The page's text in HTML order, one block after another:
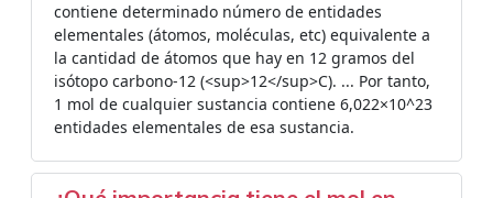
contiene determinado número de entidades
elementales (átomos, moléculas, etc) equivalente a
la cantidad de átomos que hay en 12 gramos del
isótopo carbono-12 (<sup>12</sup>C). ... Por tanto,
1 mol de cualquier sustancia contiene 6,022×10^23
entidades elementales de esa sustancia.